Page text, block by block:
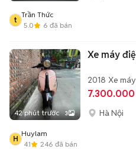
t
Trần Thức
5.0
6 đã bán
42 phút trước 3
Xe máy
2018 Xe
Hà Nội
H
Huylam
4.1
246 đã bán